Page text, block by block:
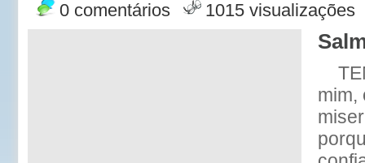
0 comentários 1015 visualizações
mim,